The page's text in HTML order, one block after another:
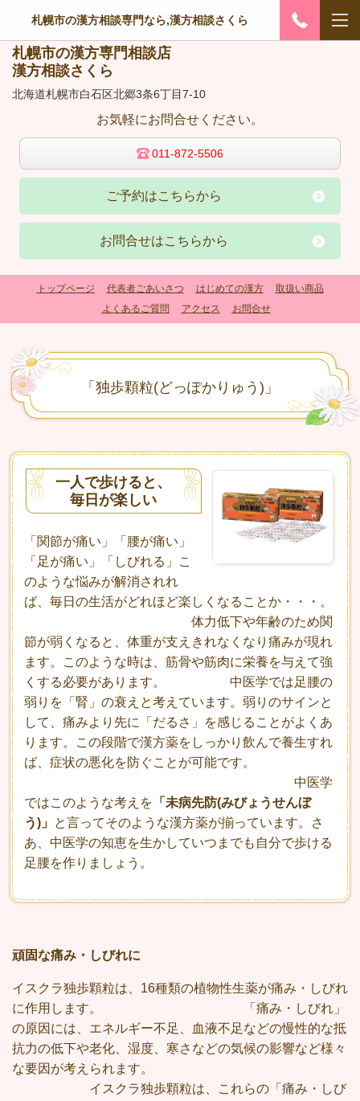
札幌市の漢方相談専門なら,漢方相談さくら
札幌市の漢方専門相談店
漢方相談さくら
北海道札幌市白石区北郷3条6丁目7-10
お気軽にお問合せください。
011-872-5506
ご予約はこちらから
お問合せはこちらから
トップページ 代表者ごあいさつ はじめての漢方
取扱い商品
よくあるご質問
アクセス お問合せ
「独歩顆粒(どっぽかりゅう)」
一人で歩けると、
毎日が楽しい
「関節が痛い」「腰が痛い」
「足が痛い」「しびれる」こ
のような悩みが解消されれ
ば、毎日の生活がどれほど楽しくなることか・・・。
体力低下や年齢のため関
節が弱くなると、体重が支えきれなくなり痛みが現れ
ます。このような時は、筋骨や筋肉に栄養を与えて強
くする必要があります。 中医学では足腰の
弱りを「腎」の衰えと考えています。弱りのサインと
して、痛みより先に「だるさ」を感じることがよくあ
ります。この段階で漢方薬をしっかり飲んで養生すれ
ば、症状の悪化を防ぐことが可能です。
中医学
ではこのような考えを 「未病先防(みびょうせんぼ
う)」 と言ってそのような漢方薬が揃っています。さ
あ、中医学の知恵を生かしていつまでも自分で歩ける
足腰を作りましょう。
頑固な痛み・しびれに
イスクラ独歩顆粒は、16種類の植物性生薬が痛み・しびれ
に作用します。 「痛み・しびれ」
の原因には、エネルギー不足、血液不足などの慢性的な抵
抗力の低下や老化、湿度、寒さなどの気候の影響など様々
な要因が考えられます。
イスクラ独歩顆粒は、これらの「痛み・しび